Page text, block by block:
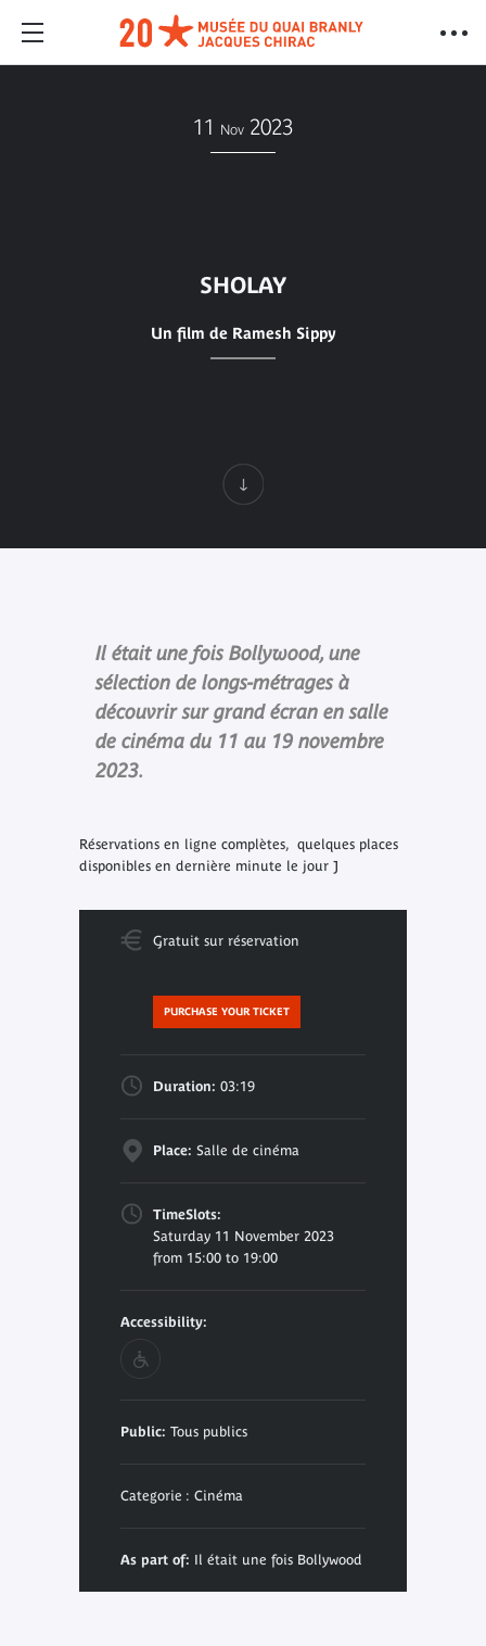
11 Nov 2023
SHOLAY
Un film de Ramesh Sippy
Il était une fois Bollywood, une
sélection de longs-métrages à
découvrir sur grand écran en salle
de cinéma du 11 au 19 novembre
2023.
Réservations en ligne complètes, quelques places
disponibles en dernière minute le jour J
Gratuit sur réservation
PURCHASE YOUR TICKET
Duration: 03:19
Place: Salle de cinéma
TimeSlots:
Saturday 11 November 2023
from 15:00 to 19:00
Accessibility:
Public: Tous publics
Categorie : Cinéma
As part of: Il était une fois Bollywood